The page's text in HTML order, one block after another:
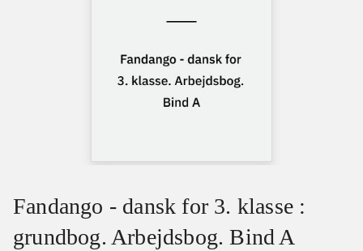
Fandango - dansk for 3. klasse :
grundbog. Arbejdsbog. Bind A